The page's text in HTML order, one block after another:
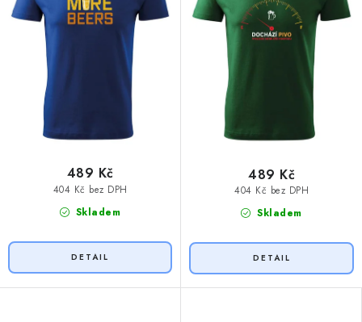
Skladem
404 Kč bez DPH
489 Kč
Skladem
404 Kč bez DPH
489 Kč